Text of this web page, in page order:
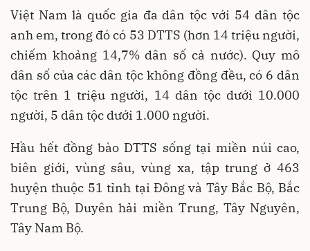
Việt Nam là quốc gia đa dân tộc với 54 dân tộc
anh em, trong đó có 53 DTTS (hơn 14 triệu người,
chiếm khoảng 14,7% dân số cả nước). Quy mô
dân số của các dân tộc không đồng đều, có 6 dân
tộc trên 1 triệu người, 14 dân tộc dưới 10.000
người, 5 dân tộc dưới 1.000 người.
Hầu hết đồng bào DTTS sống tại miền núi cao,
biên giới, vùng sâu, vùng xa, tập trung ở 463
huyện thuộc 51 tỉnh tại Đông và Tây Bắc Bộ, Bắc
Trung Bộ, Duyên hải miền Trung, Tây Nguyên,
Tây Nam Bộ.